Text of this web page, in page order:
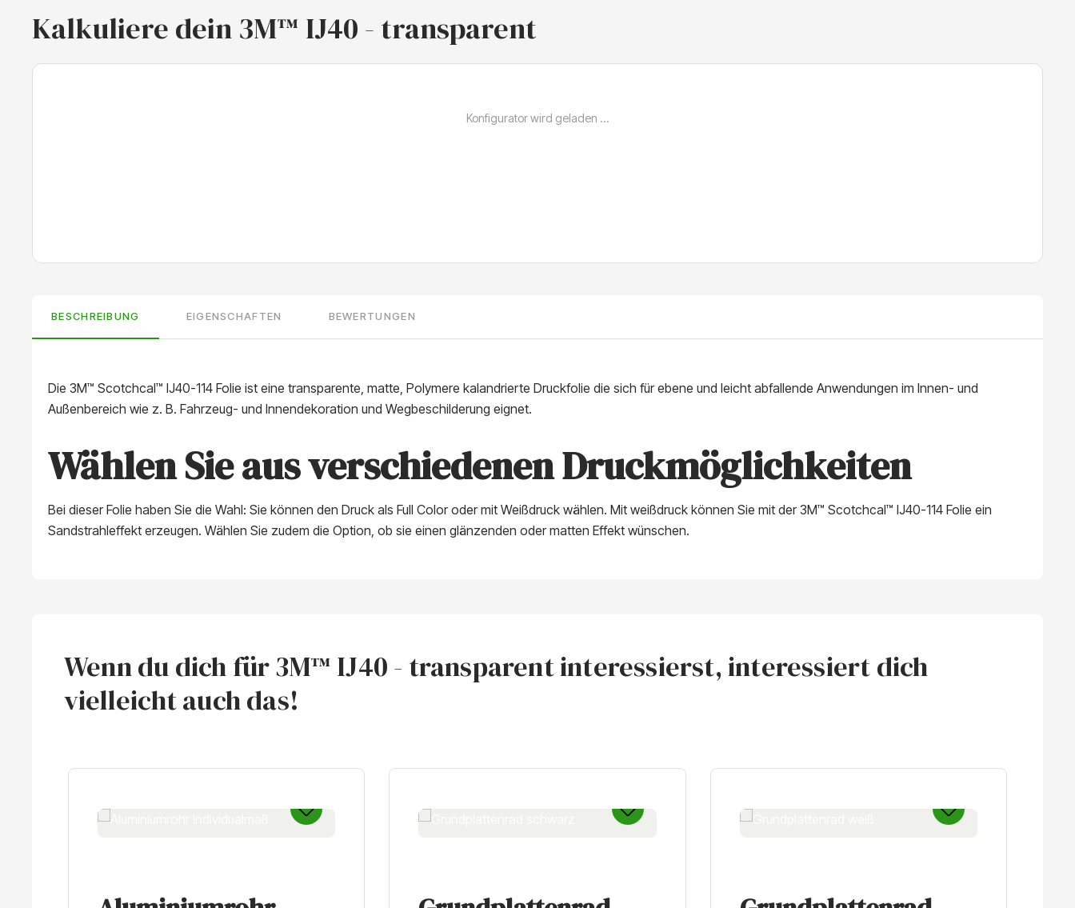
Kalkuliere dein 3M™ IJ40 - transparent
BESCHREIBUNG EIGENSCHAFTEN BEWERTUNGEN
Die 3M™ Scotchcal™ IJ40-114 Folie ist eine transparente, matte, Polymere kalandrierte Druckfolie die sich für ebene und leicht abfallende Anwendungen im Innen- und
Außenbereich wie z. B. Fahrzeug- und Innendekoration und Wegbeschilderung eignet.
Wählen Sie aus verschiedenen Druckmöglichkeiten
Bei dieser Folie haben Sie die Wahl: Sie können den Druck als Full Color oder mit Weißdruck wählen. Mit weißdruck können Sie mit der 3M™ Scotchcal™ IJ40-114 Folie ein
Sandstrahleffekt erzeugen. Wählen Sie zudem die Option, ob sie einen glänzenden oder matten Effekt wünschen.
Wenn du dich für 3M™ IJ40 - transparent interessierst, interessiert dich
vielleicht auch das!